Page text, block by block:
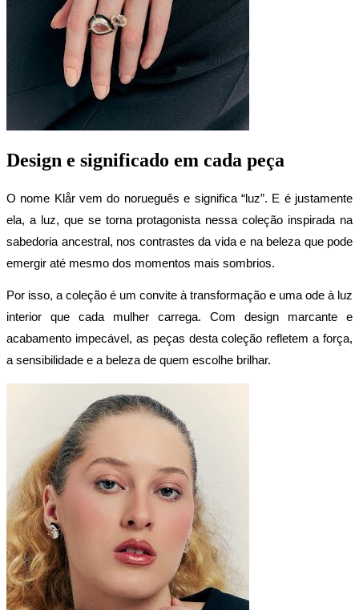
Design e significado em cada peça
O nome Klår vem do norueguês e significa “luz”. E é justamente
ela, a luz, que se torna protagonista nessa coleção inspirada na
sabedoria ancestral, nos contrastes da vida e na beleza que pode
emergir até mesmo dos momentos mais sombrios.
Por isso, a coleção é um convite à transformação e uma ode à luz
interior que cada mulher carrega. Com design marcante e
acabamento impecável, as peças desta coleção refletem a força,
a sensibilidade e a beleza de quem escolhe brilhar.